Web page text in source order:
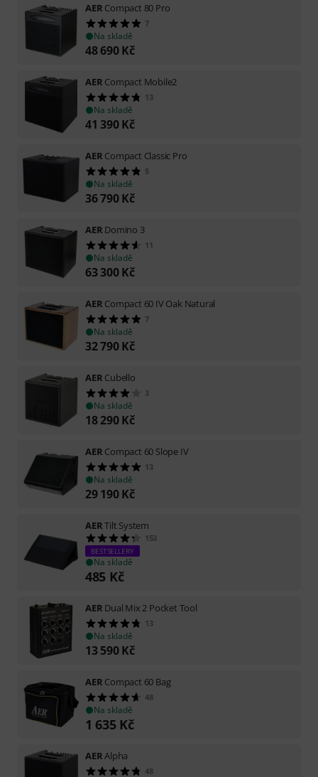
AER Compact 80 Pro
7
Na skladě
48 690 Kč
AER Compact Mobile2
13
Na skladě
41 390 Kč
AER Compact Classic Pro
5
Na skladě
36 790 Kč
AER Domino 3
11
Na skladě
63 300 Kč
AER Compact 60 IV Oak Natural
7
Na skladě
32 790 Kč
AER Cubello
3
Na skladě
18 290 Kč
AER Compact 60 Slope IV
13
Na skladě
29 190 Kč
AERTilt System
153
BESTSELLERY
Na skladě
485 Kč
AER Dual Mix 2 Pocket Tool
13
Na skladě
13 590 Kč
AER Compact 60 Bag
48
Na skladě
1 635 Kč
AERAlpha
48